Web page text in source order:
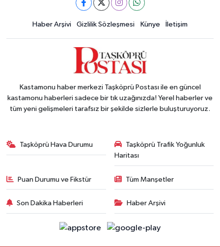
Haber Arşivi Gizlilik Sözleşmesi Künye İletişim
Kastamonu haber merkezi Taşköprü Postası ile en güncel
kastamonu haberleri sadece bir tık uzağınızda! Yerel haberler ve
tüm yeni gelişmeleri tarafsız bir şekilde sizlerle buluşturuyoruz.
Taşköprü Hava Durumu
Taşköprü Trafik Yoğunluk
Haritası
Puan Durumu ve Fikstür Tüm Manşetler
Son Dakika Haberleri Haber Arşivi